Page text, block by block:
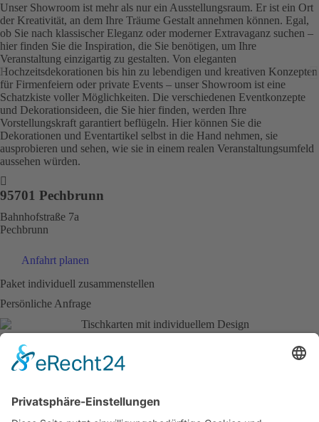
Unser Showroom ist mehr als nur ein Ausstellungsraum. Er ist ein Ort
der Kreativität, an dem Ihre Träume Gestalt annehmen können. Egal,
ob Sie nach klassischer Eleganz oder moderner Extravaganz suchen –
hier finden Sie die Inspiration, die Sie benötigen, um Ihre
Veranstaltung einzigartig zu gestalten. Von eleganten
Hochzeitsdekorationen bis hin zu lebendigen und kreativen Konzepten
für Firmenfeiern oder private Events – unser Showroom ist eine
Schatzkiste voller Möglichkeiten. Die verschiedenen Eventkonzepte
und Dekorationsideen, die Sie hier finden, werden Ihre
Vorstellungskraft garantiert beflügeln. Hier können Sie die
Dekorationen und Eventartikel selbst in die Hand nehmen, sie
ausprobieren und sehen, wie sie in einem realen Veranstaltungsumfeld
aussehen würden.
95701 Pechbrunn
Bahnhofstraße 7a
Pechbrunn
Anfahrt planen
Paket individuell zusammenstellen
Persönliche Anfrage
Anfrage
Lassen Sie uns gemeinsam den ersten Schritt der Reise
gehen!
Wir freuen uns sehr darauf, Sie und Ihre Wünsche kennenzulernen.
Lassen Sie uns Gemeinsam Ihre Vision zum Leben erwecken.